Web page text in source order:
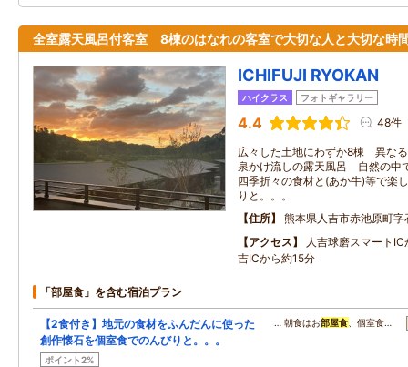
全室露天風呂付客室 8棟のはなれの客室で大切な人と大切な時
ICHIFUJI RYOKAN
ハイクラス フォトギャラリー
4.4 48件
広々した土地にわずか8棟 異な
泉かけ流しの露天風呂 自然の中
四季折々の食材と(あか牛)等で楽
りと。。。
住所
熊本県人吉市赤池原町
アクセス
人吉球磨スマート
吉ICから約15分
「部屋食」を含む宿泊プラン
【2食付き】地元の食材をふんだんに使った
創作懐石を個室食でのんびりと。。。
ポイント2%
… 朝食はお部屋食 、個室食…